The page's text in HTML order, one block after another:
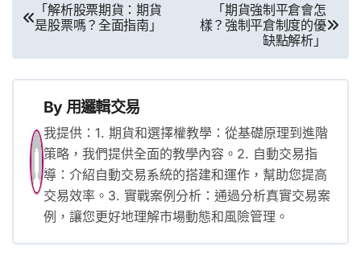
導
覽
「解析股票期貨：期貨
是股票嗎？全面指南」
「期貨強制平倉會怎
樣？強制平倉制度的優
缺點解析」
By 用邏輯交易
我提供：1. 期貨和選擇權教學：從基礎原理到進階
策略，我們提供全面的教學內容。2. 自動交易指
導：介紹自動交易系統的搭建和運作，幫助您提高
交易效率。3. 實戰案例分析：通過分析真實交易案
例，讓您更好地理解市場動態和風險管理。